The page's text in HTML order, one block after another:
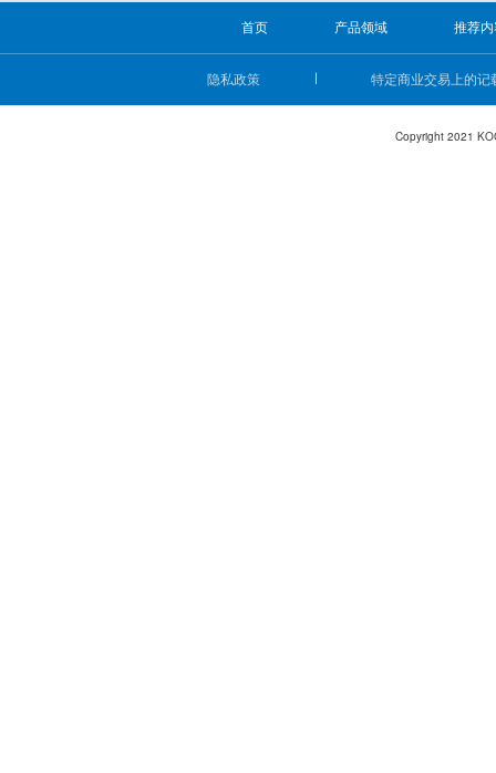
首页 产品领域 推荐
隐私政策 特定商业交易上的记
Copyright 2021